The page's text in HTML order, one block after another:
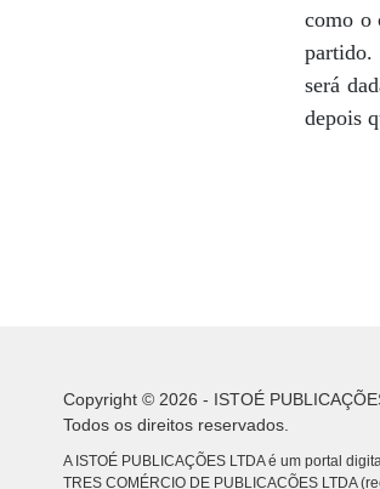
como o
partido.
será
depois
Copyright © 2026 - ISTOÉ
Todos os direitos reservados.
A ISTOÉ PUBLICAÇÕES LTDA é um portal
TRES COMÉRCIO DE PUBLICACÕES LTDA